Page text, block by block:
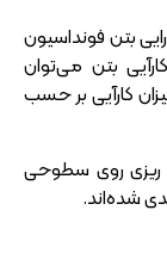
بتن فونداسیون
بتن می‌توان
کارآیی بر حسب
ریزی روی سطوحی
شده‌اند.